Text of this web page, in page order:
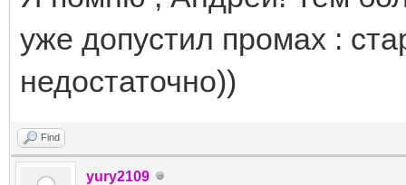
уже допустил промах :
недостаточно))
Find
yury2109